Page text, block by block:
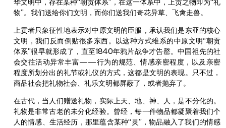
华文明中，存在某种“朝贡体系”，在这一体系中，上贡之物即为“礼
物”。我们送给你们文明，而你们送我们奇花异草、飞禽走兽。
上贡者只象征性地表示对中原文明的臣服，承认我们是东亚的核心
文明，我们反而倒贴很多东西。以这种方式维系的中原文明“朝贡
体系”很早就形成了，直至1840年鸦片战争才告罄。中国祖先的社
会交往活动异常丰富——行为的规范、情感亲密程度，以及亲密
程度所划分出的礼节或礼仪的方式，这都是文明的表现。只不过，
商品社会把礼物社会、礼乐文明都屏蔽了，或者抛弃了。
在古代，当人们赠送礼物，实际上天、地、神、人，是不分化的。
礼物是非常古老的未分化经验。曾经，每一件物品都凝聚着我们个
人的情感、生活经历，那里蕴含某种“灵”，物品融入了我们的情感